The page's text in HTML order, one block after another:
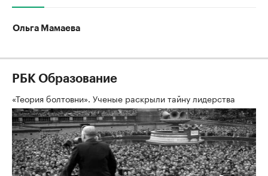
Ольга Мамаева
РБК Образование
«Теория болтовни». Ученые раскрыли тайну лидерства